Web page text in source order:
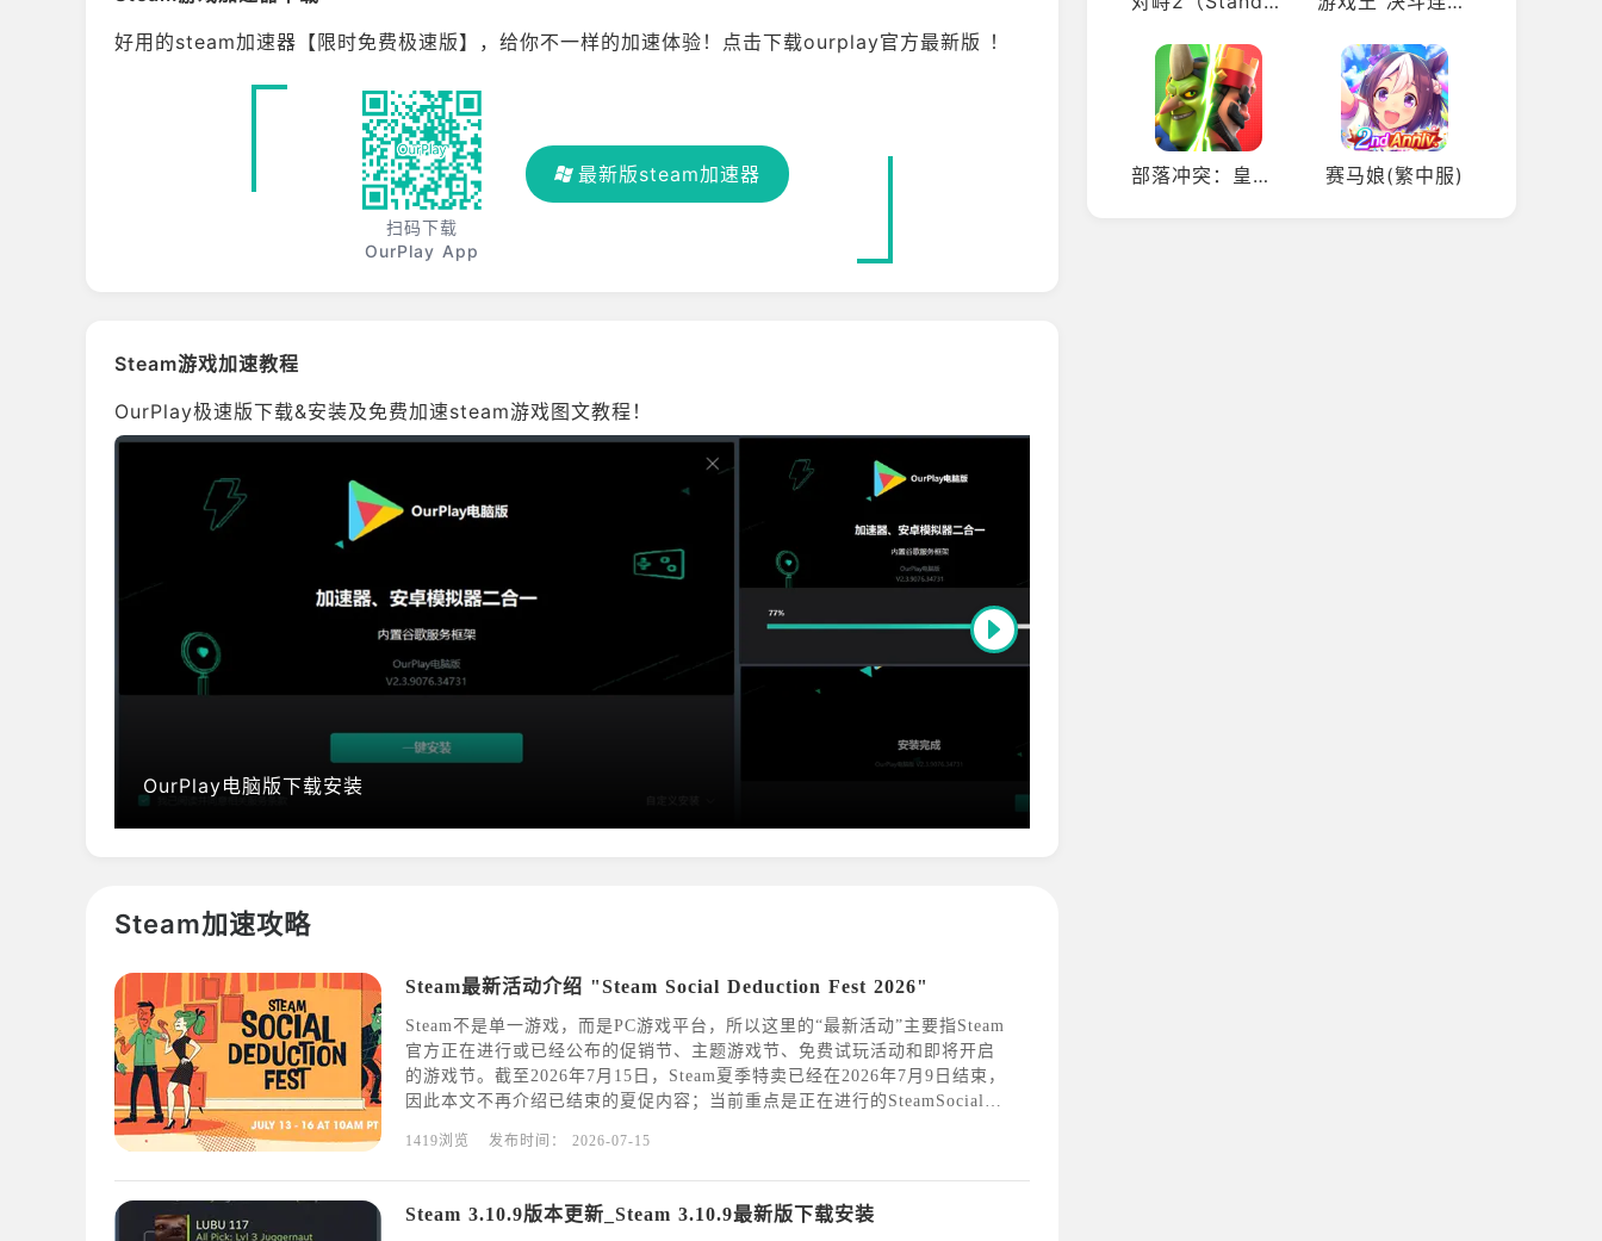
好用的steam加速器【限时免费极速版】，给你不一样的加速体验！点击下载ourplay官方最新版 ！
扫码下载
OurPlay App
最新版steam加速器
Steam游戏加速教程
OurPlay极速版下载&安装及免费加速steam游戏图文教程！
OurPlay电脑版下载安装
Steam加速攻略
Steam最新活动介绍 "Steam Social Deduction Fest 2026"
Steam不是单一游戏，而是PC游戏平台，所以这里的“最新活动”主要指Steam
官方正在进行或已经公布的促销节、主题游戏节、免费试玩活动和即将开启
的游戏节。截至2026年7月15日，Steam夏季特卖已经在2026年7月9日结束，
因此本文不再介绍已结束的夏促内容；当前重点是正在进行的SteamSocialDe
1419浏览 发布时间： 2026-07-15
Steam 3.10.9版本更新_Steam 3.10.9最新版下载安装
部落冲突：皇室战争（国际服 Clash Royale） 赛马娘(繁中服)